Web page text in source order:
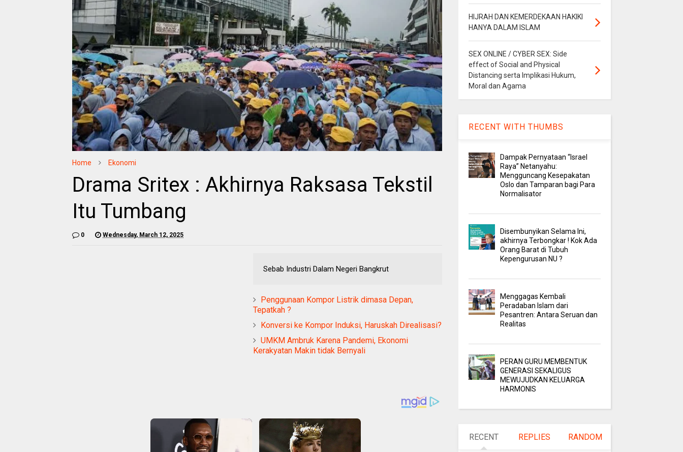
Home Ekonomi
Drama Sritex : Akhirnya Raksasa Tekstil
Itu Tumbang
0 Wednesday, March 12, 2025
Sebab Industri Dalam Negeri Bangkrut
Penggunaan Kompor Listrik dimasa Depan,
Tepatkah ?
Konversi ke Kompor Induksi, Haruskah Direalisasi?
UMKM Ambruk Karena Pandemi, Ekonomi
Kerakyatan Makin tidak Bernyali
HIJRAH DAN KEMERDEKAAN HAKIKI
HANYA DALAM ISLAM
SEX ONLINE / CYBER SEX: Side
effect of Social and Physical
Distancing serta Implikasi Hukum,
Moral dan Agama
RECENT WITH THUMBS
Dampak Pernyataan “Israel
Raya” Netanyahu:
Mengguncang Kesepakatan
Oslo dan Tamparan bagi Para
Normalisator
Disembunyikan Selama Ini,
akhirnya Terbongkar ! Kok Ada
Orang Barat di Tubuh
Kepengurusan NU ?
Menggagas Kembali
Peradaban Islam dari
Pesantren: Antara Seruan dan
Realitas
PERAN GURU MEMBENTUK
GENERASI SEKALIGUS
MEWUJUDKAN KELUARGA
HARMONIS
RECENT REPLIES RANDOM